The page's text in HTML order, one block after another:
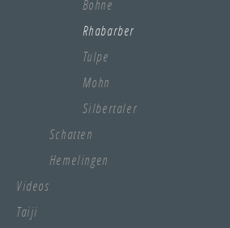
Bohne
Rhabarber
Tulpe
Mohn
Silbertaler
Schatten
Hemelingen
Videos
Taiji